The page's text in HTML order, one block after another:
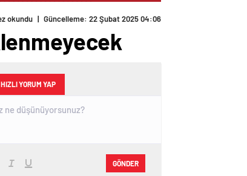
okundu | Güncelleme: 22 Şubat 2025 04:06
HIZLI YORUM YAP
GÖNDER